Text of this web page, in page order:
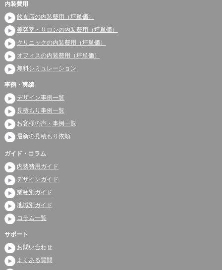
内装費用
飲食店の内装費用（坪単価）
美容室・サロンの内装費用（坪単価）
クリニックの内装費用（坪単価）
オフィスの内装費用（坪単価）
無料シミュレーション
事例・実績
デザイン事例一覧
見積もり事例一覧
お客様の声・事例一覧
最新の見積もり依頼
ガイド・コラム
内装費用ガイド
デザインガイド
業種別ガイド
地域別ガイド
コラム一覧
サポート
お問い合わせ
よくある質問